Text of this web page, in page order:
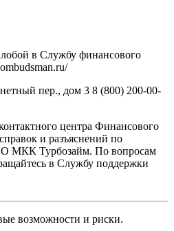
в Службу финансового
пер., дом 3 8 (800) 200-00-
центра Финансового
и разъяснений по
МКК Турбозайм. По вопросам
в Службу поддержки
возможности и риски.